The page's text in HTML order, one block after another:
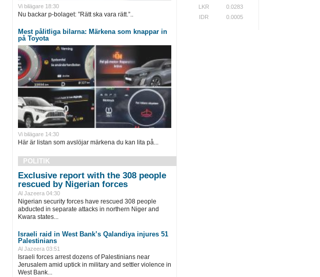
Vi bilägare 18:30
Nu backar p-bolaget: ”Rätt ska vara rätt.”..
Mest pålitliga bilarna: Märkena som knappar in
på Toyota
Vi bilägare 14:30
Här är listan som avslöjar märkena du kan lita på...
POLITIK
Exclusive report with the 308 people
rescued by Nigerian forces
Al Jazeera 04:30
Nigerian security forces have rescued 308 people
abducted in separate attacks in northern Niger and
Kwara states...
Israeli raid in West Bank’s Qalandiya injures 51
Palestinians
Al Jazeera 03:51
Israeli forces arrest dozens of Palestinians near
Jerusalem amid uptick in military and settler violence in
West Bank...
LKR
0.0283
IDR
0.0005